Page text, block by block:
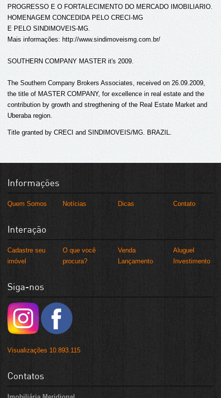
PROGRESSO E O FORTALECIMENTO DO MERCADO IMOBILIARIO.
HOMENAGEM CONCEDIDA PELO CRECI-MG
E PELO SINDIMOVEIS-MG.
Mais informações: http://www.sindimoveismg.com.br/
SOUTHERN COMPANY MASTER it's 2009.
The Southern Company Brokers Associates, received on 26.09.2009,
the title of MASTER COMPANY, for excellence in real estate and the
contribution by growth and stregthening of the Real Estate Market and
Uberaba region.
Title granted by CRECI and SINDIMOVEIS/MG. BRAZIL.
Informações
Quem Somos Notícias Dicas Contato
Interação
Cadastre seu
imóvel
O que você
procura?
Venda
Aluguel
Lançamento
Investimento
Siga-nos
Visualizações 10.893.115
Contatos